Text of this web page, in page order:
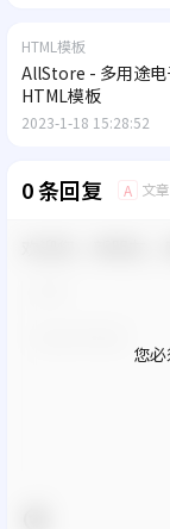
HTML模板
AllStore - 多用途电
HTML模板
2023-1-18 15:28:52
0 条回复 A 文
您